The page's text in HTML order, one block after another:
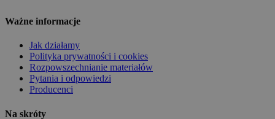
Ważne informacje
Jak działamy
Polityka prywatności i cookies
Rozpowszechnianie materiałów
Pytania i odpowiedzi
Producenci
Na skróty